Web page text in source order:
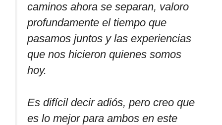
caminos ahora se separan, valoro
profundamente el tiempo que
pasamos juntos y las experiencias
que nos hicieron quienes somos
hoy.
Es difícil decir adiós, pero creo que
es lo mejor para ambos en este